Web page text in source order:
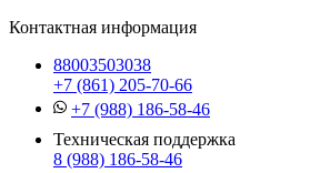
Контактная информация
88003503038
+7 (861) 205-70-66
+7 (988) 186-58-46
Техническая поддержка
8 (988) 186-58-46